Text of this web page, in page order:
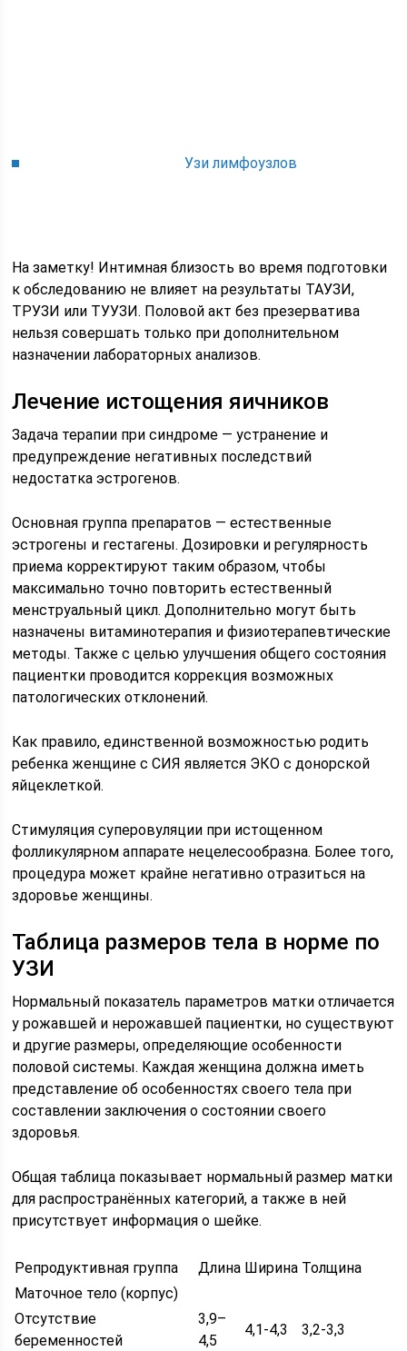
Узи лимфоузлов
На заметку! Интимная близость во время подготовки
к обследованию не влияет на результаты ТАУЗИ,
ТРУЗИ или ТУУЗИ. Половой акт без презерватива
нельзя совершать только при дополнительном
назначении лабораторных анализов.
Лечение истощения яичников
Задача терапии при синдроме — устранение и
предупреждение негативных последствий
недостатка эстрогенов.
Основная группа препаратов — естественные
эстрогены и гестагены. Дозировки и регулярность
приема корректируют таким образом, чтобы
максимально точно повторить естественный
менструальный цикл. Дополнительно могут быть
назначены витаминотерапия и физиотерапевтические
методы. Также с целью улучшения общего состояния
пациентки проводится коррекция возможных
патологических отклонений.
Как правило, единственной возможностью родить
ребенка женщине с СИЯ является ЭКО с донорской
яйцеклеткой.
Стимуляция суперовуляции при истощенном
фолликулярном аппарате нецелесообразна. Более того,
процедура может крайне негативно отразиться на
здоровье женщины.
Таблица размеров тела в норме по
УЗИ
Нормальный показатель параметров матки отличается
у рожавшей и нерожавшей пациентки, но существуют
и другие размеры, определяющие особенности
половой системы. Каждая женщина должна иметь
представление об особенностях своего тела при
составлении заключения о состоянии своего
здоровья.
Общая таблица показывает нормальный размер матки
для распространённых категорий, а также в ней
присутствует информация о шейке.
Репродуктивная группа Длина Ширина Толщина
Маточное тело (корпус)
Отсутствие
беременностей
3,9–
4,5
4,1-4,3 3,2-3,3